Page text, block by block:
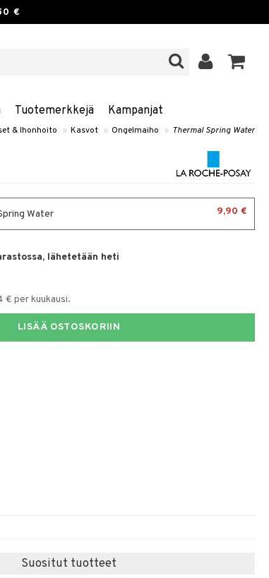
€
Tuotemerkkejä Kampanjat
& Ihonhoito » Kasvot » Ongelmaiho » Thermal Spring Water
Water 9,90 €
lähetetään heti
€ per kuukausi.
LISÄÄ OSTOSKORIIN
Suositut tuotteet